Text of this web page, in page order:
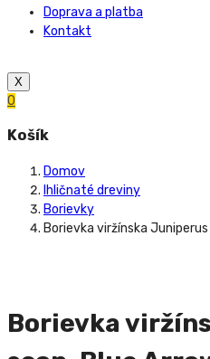
Doprava a platba
Kontakt
X
0
Košík
Domov
Ihličnaté dreviny
Borievky
Borievka viržínska
Borievka